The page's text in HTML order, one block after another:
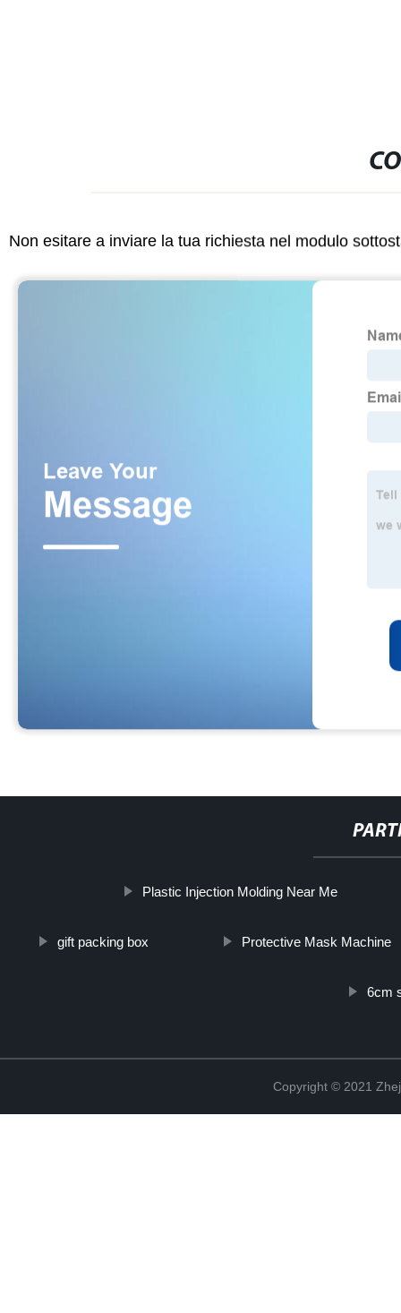
Non esitare a inviare la tua richiesta nel modulo
Plastic Injection Molding Near Me
gift packing box Protective Mask Machine
6cm
Copyright © 2021